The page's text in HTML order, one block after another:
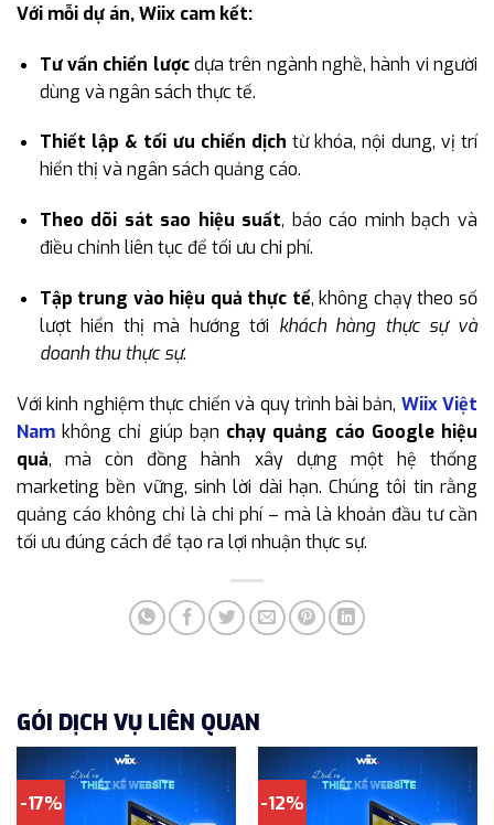
Với mỗi dự án, Wiix cam kết:
Tư vấn chiến lượcdựa trên ngành nghề, hành vi người
dùng và ngân sách thực tế.
Thiết lập & tối ưu chiến dịch từ khóa, nội dung, vị trí
hiển thị và ngân sách quảng cáo.
Theo dõi sát sao hiệu suất, báo cáo minh bạch và
điều chỉnh liên tục để tối ưu chi phí.
Tập trung vào hiệu quả thực tế, không chạy theo số
lượt hiển thị mà hướng tới khách hàng thực sự và
doanh thu thực sự.
Với kinh nghiệm thực chiến và quy trình bài bản, Wiix Việt
Nam không chỉ giúp bạn chạy quảng cáo Google hiệu
quả, mà còn đồng hành xây dựng một hệ thống
marketing bền vững, sinh lời dài hạn. Chúng tôi tin rằng
quảng cáo không chỉ là chi phí – mà là khoản đầu tư cần
tối ưu đúng cách để tạo ra lợi nhuận thực sự.
GÓI DỊCH VỤ LIÊN QUAN
-17% -12%